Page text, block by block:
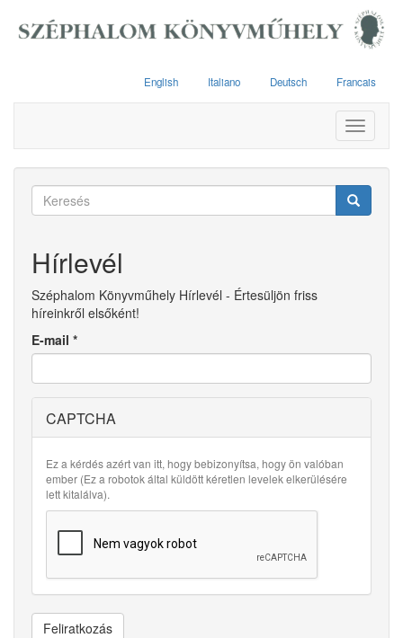
English Italiano Deutsch Francais
Toggle
Keresés
Hírlevél
Széphalom Könyvműhely Hírlevél - Értesüljön friss
híreinkről elsőként!
E-mail *
CAPTCHA
Ez a kérdés azért van itt, hogy bebizonyítsa, hogy ön valóban
ember (Ez a robotok által küldött kéretlen levelek elkerülésére
lett kitalálva).
Feliratkozás